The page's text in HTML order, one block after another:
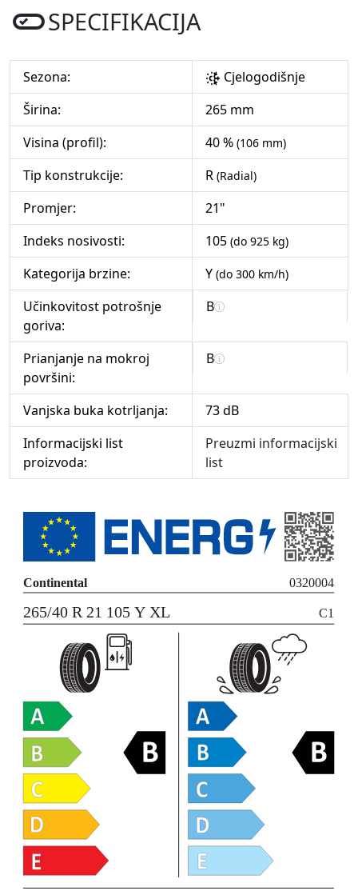
SPECIFIKACIJA
Sezona:
Cjelogodišnje
Širina:
265 mm
Visina (profil):
40 % (106 mm)
Tip konstrukcije: R (Radial)
Promjer:
21"
Indeks nosivosti:
105 (do 925 kg)
Kategorija brzine: Y (do 300 km/h)
Učinkovitost potrošnje
goriva:
B
Prianjanje na mokroj
površini:
B
Vanjska buka kotrljanja:
73 dB
Informacijski list
proizvoda:
Preuzmi informacijski
list